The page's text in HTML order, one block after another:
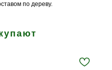
по дереву.